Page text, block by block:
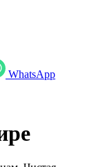
WhatsApp